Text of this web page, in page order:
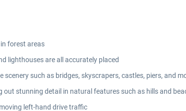
forest areas
lighthouses are all accurately placed
such as bridges, skyscrapers, castles, piers, and
stunning detail in natural features such as hills and
left-hand drive traffic